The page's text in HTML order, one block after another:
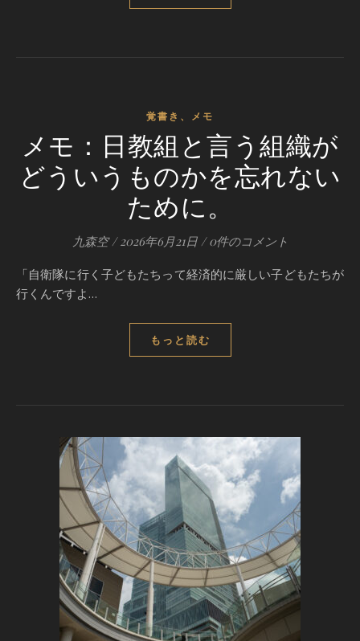
覚書き、メモ
メモ：日教組と言う組織が
どういうものかを忘れない
ために。
九森空 / 2026年6月21日 / 0件のコメント
「自衛隊に行く子どもたちって経済的に厳しい子どもたちが
行くんですよ…
もっと読む